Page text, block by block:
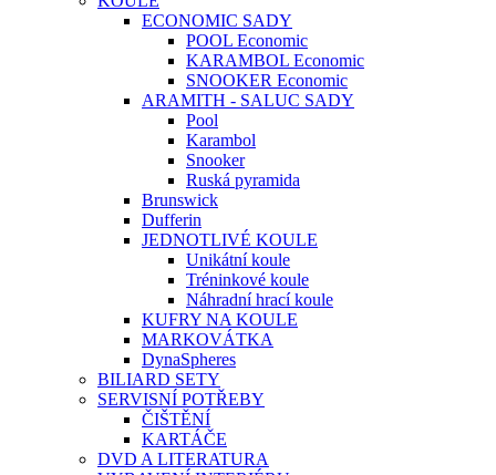
ECONOMIC SADY
POOL Economic
KARAMBOL Economic
SNOOKER Economic
ARAMITH - SALUC SADY
Pool
Karambol
Snooker
Ruská pyramida
Brunswick
Dufferin
JEDNOTLIVÉ KOULE
Unikátní koule
Tréninkové koule
Náhradní hrací koule
KUFRY NA KOULE
MARKOVÁTKA
DynaSpheres
BILIARD SETY
SERVISNÍ POTŘEBY
ČIŠTĚNÍ
KARTÁČE
DVD A LITERATURA